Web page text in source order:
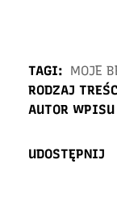
TAGI: MOJE
RODZAJ
AUTOR
UDOSTĘPNIJ